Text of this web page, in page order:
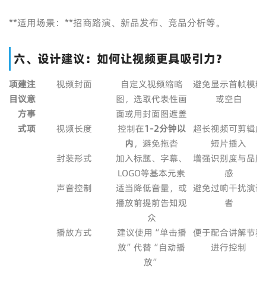
**适用场景：**招商路演、新品发布、竞品分析等。
六、设计建议：如何让视频更具吸引力？
项
目
建
议
方
式
注
意
事
项
视频封面
自定义视频缩略
图，选取代表性画
面或用封面图遮盖
避免显示首帧模糊
或空白
视频长度 控制在1-2分钟以
内，避免拖沓
超长视频可剪辑成
短片插入
封装形式
加入标题、字幕、
LOGO等基本元素
增强识别度与品牌
感
声音控制
适当降低音量，或
播放前提前告知观
众
避免过响干扰演讲
者
播放方式
建议使用“单击播
放”代替“自动播
放”
便于配合讲解节奏
进行控制